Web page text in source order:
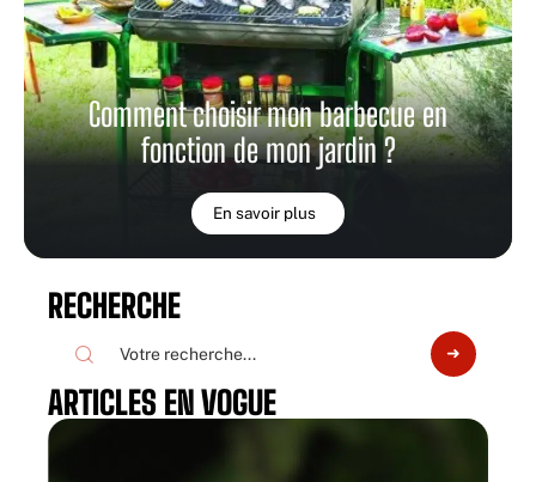
Comment choisir mon barbecue en
fonction de mon jardin ?
En savoir plus
RECHERCHE
ARTICLES EN VOGUE